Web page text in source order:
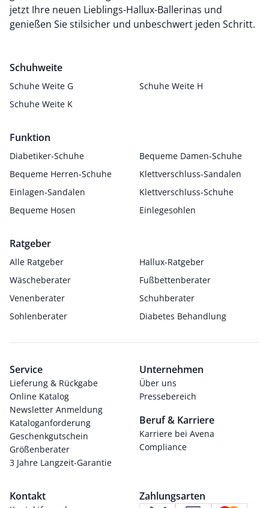
jetzt Ihre neuen Lieblings-Hallux-Ballerinas und
genießen Sie stilsicher und unbeschwert jeden Schritt.
Schuhweite
Schuhe Weite G
Schuhe Weite H
Schuhe Weite K
Funktion
Diabetiker-Schuhe
Bequeme Damen-Schuhe
Bequeme Herren-Schuhe
Klettverschluss-Sandalen
Einlagen-Sandalen
Klettverschluss-Schuhe
Bequeme Hosen
Einlegesohlen
Ratgeber
Alle Ratgeber
Hallux-Ratgeber
Wäscheberater
Fußbettenberater
Venenberater
Schuhberater
Sohlenberater
Diabetes Behandlung
Service
Lieferung & Rückgabe
Online Katalog
Newsletter Anmeldung
Kataloganforderung
Geschenkgutschein
Größenberater
3 Jahre Langzeit-Garantie
Unternehmen
Über uns
Pressebereich
Beruf & Karriere
Karriere bei Avena
Compliance
Kontakt Zahlungsarten